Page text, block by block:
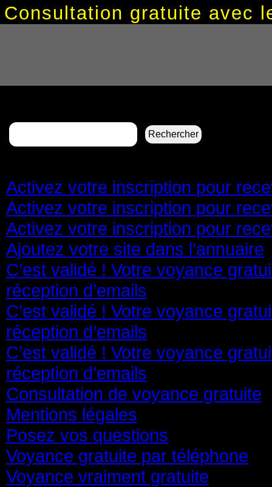
Consultation gratuite avec
Rechercher :
Activez votre inscription pour
Activez votre inscription pour
Activez votre inscription pour
Ajoutez votre site dans l’annuaire
C’est validé ! Votre voyance
réception d’emails
C’est validé ! Votre voyance
réception d’emails
C’est validé ! Votre voyance
réception d’emails
Consultation de voyance gratuite
Mentions légales
Posez vos questions
Voyance gratuite par téléphone
Voyance vraiment gratuite